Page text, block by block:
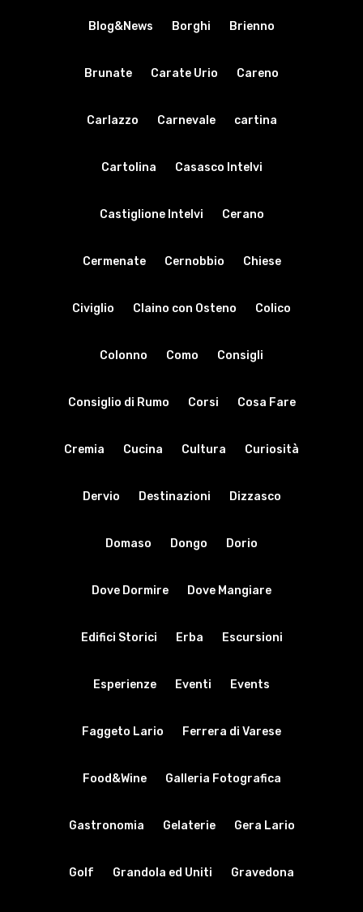
Blog&News Borghi Brienno
Brunate Carate Urio Careno
Carlazzo Carnevale cartina
Cartolina Casasco Intelvi
Castiglione Intelvi Cerano
Cermenate Cernobbio Chiese
Civiglio Claino con Osteno Colico
Colonno Como Consigli
Consiglio di Rumo Corsi Cosa Fare
Cremia Cucina Cultura Curiosità
Dervio Destinazioni Dizzasco
Domaso Dongo Dorio
Dove Dormire Dove Mangiare
Edifici Storici Erba Escursioni
Esperienze Eventi Events
Faggeto Lario Ferrera di Varese
Food&Wine Galleria Fotografica
Gastronomia Gelaterie Gera Lario
Golf Grandola ed Uniti Gravedona